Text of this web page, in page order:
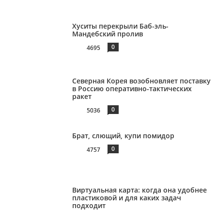
Хуситы перекрыли Баб-эль-
Мандебский пролив
4695 0
Северная Корея возобновляет поставку
в Россию оперативно-тактических
ракет
5036 0
Брат, слющий, купи помидор
4757 0
Виртуальная карта: когда она удобнее
пластиковой и для каких задач
подходит